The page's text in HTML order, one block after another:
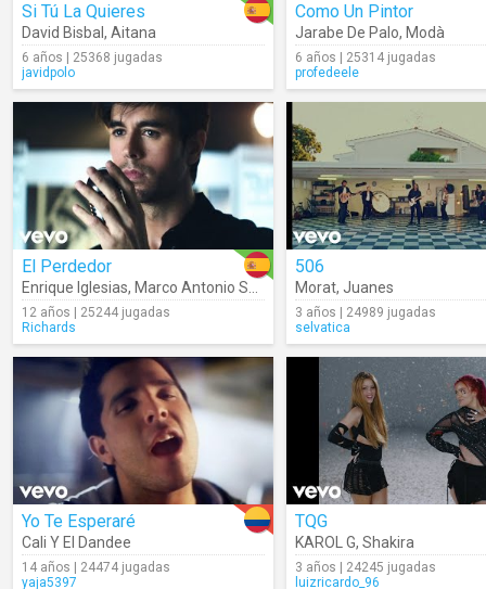
Si Tú La Quieres
David Bisbal , Aitana
6 años | 25368 jugadas
javidpolo
Como Un Pintor
Jarabe De Palo, Modà
6 años | 25314 jugadas
profedeele
El Perdedor
Enrique Iglesias, Marco Antonio Solís
12 años | 25244 jugadas
Richards
506
Morat, Juanes
3 años | 24989 jugadas
selvatica
Yo Te Esperaré
Cali Y El Dandee
14 años | 24474 jugadas
yaja5397
TQG
KAROL G, Shakira
3 años | 24245 jugadas
luizricardo_96